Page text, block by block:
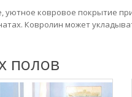
уютное ковровое покрытие
Ковролин может
полов